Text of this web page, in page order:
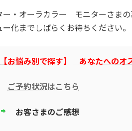
ー・オーラカラー モニターさまの
ー化までしばらくお待ちください。
【お悩み別で探す】 あなたへのオ
ご予約状況はこちら
お客さまのご感想